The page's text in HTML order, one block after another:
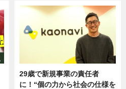
29歳で新規事業の責任者
に！“個の力から社会の仕様を